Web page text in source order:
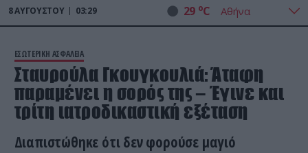
8ΑΥΓΟΎΣΤΟΥ 03:29 29 oC
ΕΣΩΤΕΡΙΚΗ ΑΣΦΑΛΕΙΑ
Σταυρούλα Γκουγκουλιά: Άταφη
παραμένει η σορός της – Έγινε και
τρίτη ιατροδικαστική εξέταση
Διαπιστώθηκε ότι δεν φορούσε μαγιό